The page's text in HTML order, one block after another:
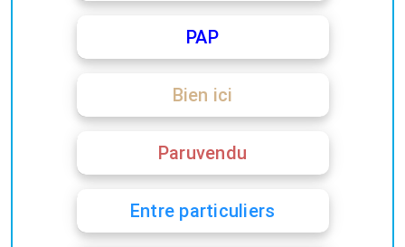
PAP
Bien ici
Paruvendu
Entre particuliers